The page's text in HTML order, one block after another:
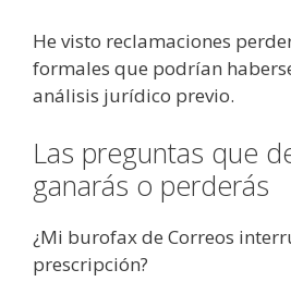
He visto reclamaciones
formales que podrían
análisis jurídico previo.
Las preguntas que
ganarás o perderás
¿Mi burofax de Correos
prescripción?